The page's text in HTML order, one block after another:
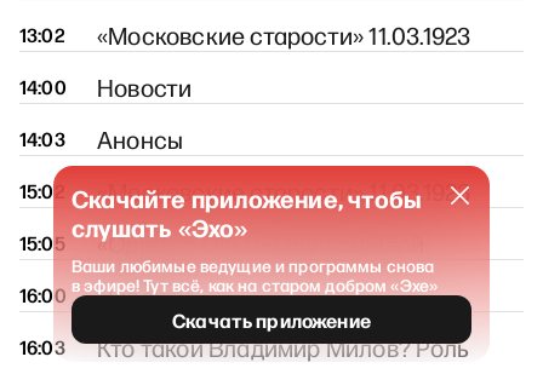
13:02 «Московские старости» 11.03.1923
14:00 Новости
14:03 Анонсы
15:02 «Московские старости» 11.03.1923
15:05 «Одна» с Ольгой Журавлёвой
16:00 Новости
16:03
Кто такой Владимир Милов? Роль
Скачайте приложение, чтобы
слушать «Эхо»
Ваши любимые ведущие и программы снова
в эфире! Тут всё, как на старом добром «Эхе»
Скачать приложение